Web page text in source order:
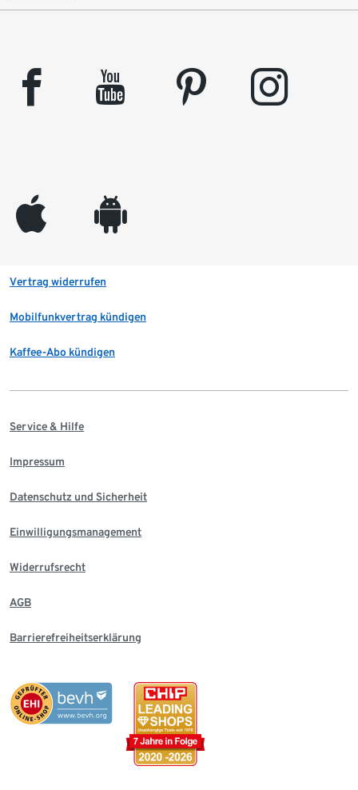
facebook youtube pinterest instagram
appleinc android
Vertrag widerrufen
Mobilfunkvertrag kündigen
Kaffee-Abo kündigen
Service & Hilfe
Impressum
Datenschutz und Sicherheit
Einwilligungsmanagement
Widerrufsrecht
AGB
Barrierefreiheitserklärung